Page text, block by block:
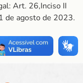
Art. 26,Inciso II
de agosto de 2023.